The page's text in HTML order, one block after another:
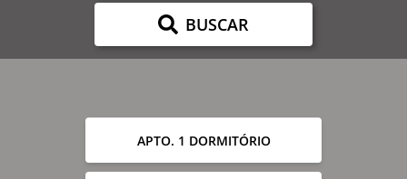
BUSCAR
APTO. 1 DORMITÓRIO